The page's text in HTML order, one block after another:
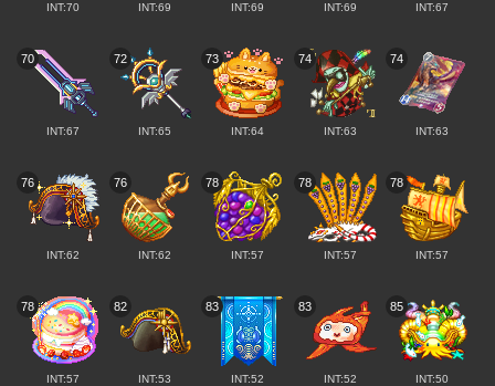
INT:70 INT:69 INT:69 INT:69 INT:67
70
INT:67
72
INT:65
73
INT:64
74
INT:63
74
INT:63
76
INT:62
76
INT:62
78
INT:57
78
INT:57
78
INT:57
78
INT:57
82
INT:53
83
INT:52
83
INT:52
85
INT:50